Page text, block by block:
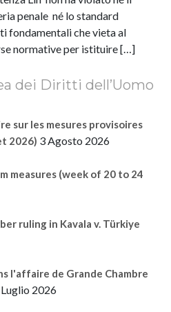
penale né lo standard
fondamentali che vieta al
normative per istituire […]
dei Diritti dell’Uomo
sur les mesures provisoires
2026) 3 Agosto 2026
measures (week of 20 to 24
ruling in Kavala v. Türkiye
l'affaire de Grande Chambre
2026